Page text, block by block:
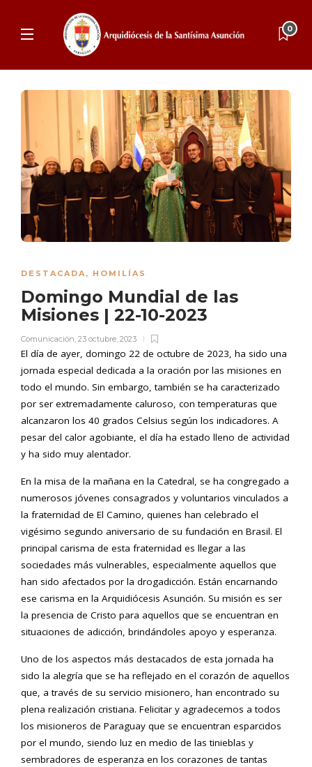
0
DESTACADA, HOMILÍAS
Domingo Mundial de las
Misiones | 22-10-2023
Comunicación, 23 octubre, 2023
El día de ayer, domingo 22 de octubre de 2023, ha sido una
jornada especial dedicada a la oración por las misiones en
todo el mundo. Sin embargo, también se ha caracterizado
por ser extremadamente caluroso, con temperaturas que
alcanzaron los 40 grados Celsius según los indicadores. A
pesar del calor agobiante, el día ha estado lleno de actividad
y ha sido muy alentador.
En la misa de la mañana en la Catedral, se ha congregado a
numerosos jóvenes consagrados y voluntarios vinculados a
la fraternidad de El Camino, quienes han celebrado el
vigésimo segundo aniversario de su fundación en Brasil. El
principal carisma de esta fraternidad es llegar a las
sociedades más vulnerables, especialmente aquellos que
han sido afectados por la drogadicción. Están encarnando
ese carisma en la Arquidiócesis Asunción. Su misión es ser
la presencia de Cristo para aquellos que se encuentran en
situaciones de adicción, brindándoles apoyo y esperanza.
Uno de los aspectos más destacados de esta jornada ha
sido la alegría que se ha reflejado en el corazón de aquellos
que, a través de su servicio misionero, han encontrado su
plena realización cristiana. Felicitar y agradecemos a todos
los misioneros de Paraguay que se encuentran esparcidos
por el mundo, siendo luz en medio de las tinieblas y
sembradores de esperanza en los corazones de tantas